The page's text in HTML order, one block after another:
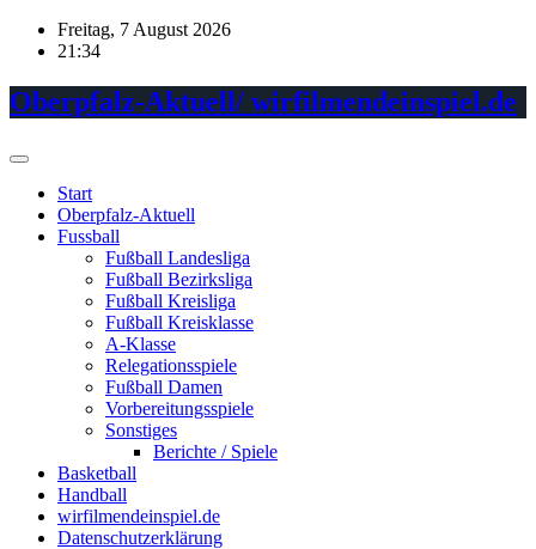
Skip
Freitag, 7 August 2026
21:34
Oberpfalz-Aktuell/ wirfilmendeinspiel.de
Start
Oberpfalz-Aktuell
Fussball
Fußball Landesliga
Fußball Bezirksliga
Fußball Kreisliga
Fußball Kreisklasse
A-Klasse
Relegationsspiele
Fußball Damen
Vorbereitungsspiele
Sonstiges
Berichte / Spiele
Basketball
Handball
wirfilmendeinspiel.de
Datenschutzerklärung